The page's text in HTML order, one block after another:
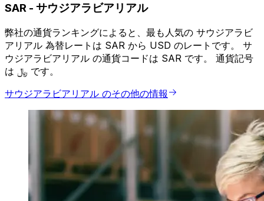
SAR - サウジアラビアリアル
弊社の通貨ランキングによると、最も人気の サウジアラビ
アリアル 為替レートは SAR から USD のレートです。 サ
ウジアラビアリアル の通貨コードは SAR です。 通貨記号
は ﷼ です。
サウジアラビアリアル のその他の情報